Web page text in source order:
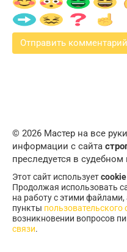
© 2026 Мастер на все
информации с сайта
преследуется в судебном
Этот сайт используетcookie
Продолжая использовать
на работу с этими
пункты пользовательского
возникновении вопросов
связи.